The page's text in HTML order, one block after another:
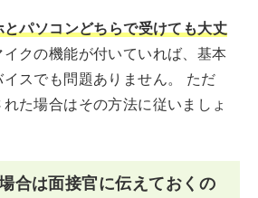
受ける際によくあるQ＆A
パソコンどちらで受けても大丈
クの機能が付いていれば、基本
スでも問題ありません。 ただ
た場合はその方法に従いましょ
合は面接官に伝えておくの